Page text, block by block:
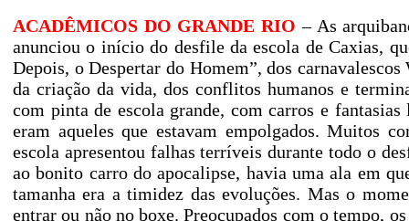
ACADÊMICOS DO GRANDE RIO – As
anunciou o início do desfile da escola de Caxias,
Depois, o Despertar do Homem”, dos
da criação da vida, dos conflitos humanos e
com pinta de escola grande, com carros e
eram aqueles que estavam empolgados. Muitos
escola apresentou falhas terríveis durante todo o
ao bonito carro do apocalipse, havia uma ala em
tamanha era a timidez das evoluções. Mas o
entrar ou não no boxe. Preocupados com o tempo,